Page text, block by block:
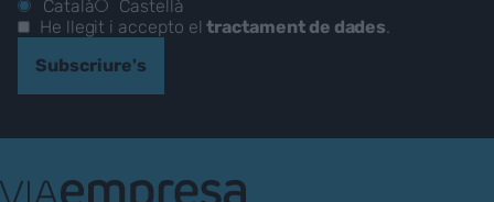
Català
Castellà
He llegit i accepto eltractament de dades.
Subscriure's